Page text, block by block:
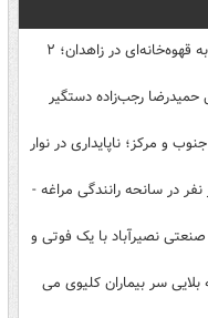
حمله مسلحانه به قهوه‌خانه‌ای در زاهدان؛ ۲
رجب‌زاده دستگیر
و مرکز؛ ناپایداری در نوار
در سانحه رانندگی مراغه -
نصیرآباد با یک فوتی و
سر بیماران کلیوی می